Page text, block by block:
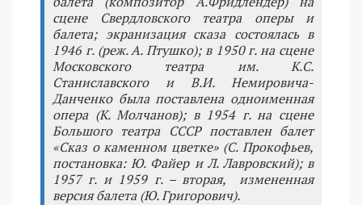
сцене Свердловского театра оперы и
балета; экранизация сказа состоялась в
1946 г. (реж. А. Птушко); в 1950 г. на сцене
Московского театра им. К.С.
Станиславского и В.И. Немировича-
Данченко была поставлена одноименная
опера (К. Молчанов); в 1954 г. на сцене
Большого театра СССР поставлен балет
«Сказ о каменном цветке» (С. Прокофьев,
постановка: Ю. Файер и Л. Лавровский); в
1957 г. и 1959 г. – вторая, измененная
версия балета (Ю. Григорович).